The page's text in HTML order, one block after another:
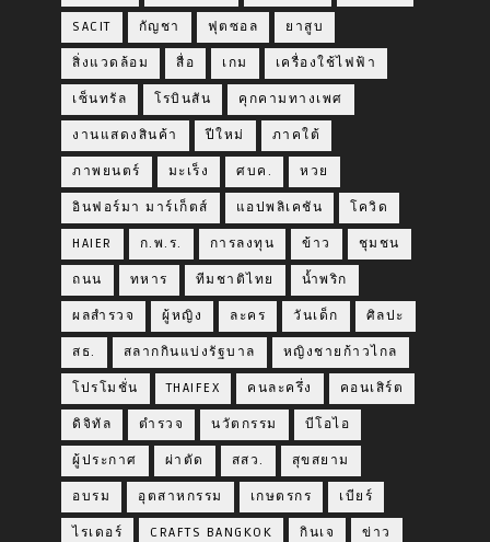
SACIT กัญชา ฟุตซอล ยาสูบ
สิ่งแวดล้อม สื่อ เกม เครื่องใช้ไฟฟ้า
เซ็นทรัล โรบินสัน คุกคามทางเพศ
งานแสดงสินค้า ปีใหม่ ภาคใต้
ภาพยนตร์ มะเร็ง ศบค. หวย
อินฟอร์มา มาร์เก็ตส์ แอปพลิเคชัน โควิด
HAIER ก.พ.ร. การลงทุน ข้าว ชุมชน
ถนน ทหาร ทีมชาติไทย น้ำพริก
ผลสำรวจ ผู้หญิง ละคร วันเด็ก ศิลปะ
สธ. สลากกินแบ่งรัฐบาล หญิงชายก้าวไกล
โปรโมชั่น THAIFEX คนละครึ่ง คอนเสิร์ต
ดิจิทัล ตำรวจ นวัตกรรม บีโอไอ
ผู้ประกาศ ผ่าตัด สสว. สุขสยาม
อบรม อุตสาหกรรม เกษตรกร เบียร์
ไรเดอร์ CRAFTS BANGKOK กินเจ ข่าว